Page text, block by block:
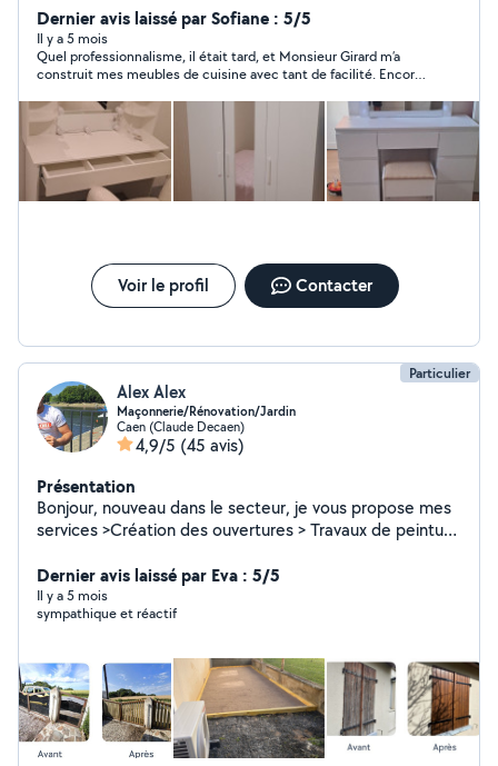
diable et de nettoyeur haute pression.
Dernier avis laissé par Sofiane : 5/5
Il y a 5 mois
Quel professionnalisme, il était tard, et Monsieur Girard m’a
construit mes meubles de cuisine avec tant de facilité. Encore
Voir le profil Contacter
Particulier
Alex Alex
Maçonnerie/Rénovation/Jardin
Caen (Claude Decaen)
4,9/5 (45 avis)
Présentation
Bonjour, nouveau dans le secteur, je vous propose mes
services >Création des ouvertures > Travaux de peinture
Espaces Verts >Aménagement de Jardin N'hésitez pas à
me contacter afin de pouvoir réaliser vos projets
ensemble .
Dernier avis laissé par Eva : 5/5
Il y a 5 mois
sympathique et réactif